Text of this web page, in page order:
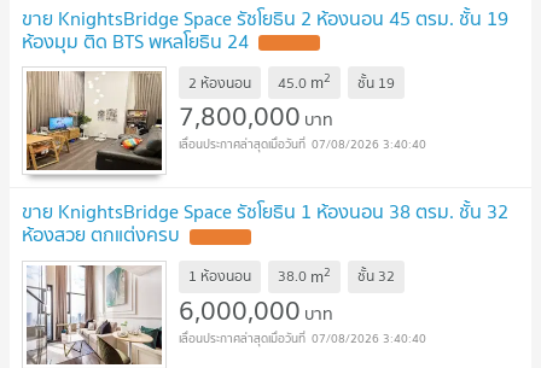
ขาย KnightsBridge Space รัชโยธิน 2 ห้องนอน 45 ตรม. ชั้น 19
ห้องมุม ติด BTS พหลโยธิน 24
2 ห้องนอน 45.0 m2 ชั้น 19
7,800,000 บาท
07/08/2026 3:40:40
ขาย KnightsBridge Space รัชโยธิน 1 ห้องนอน 38 ตรม. ชั้น 32
ห้องสวย ตกแต่งครบ
1 ห้องนอน 38.0 m2 ชั้น 32
6,000,000 บาท
07/08/2026 3:40:40